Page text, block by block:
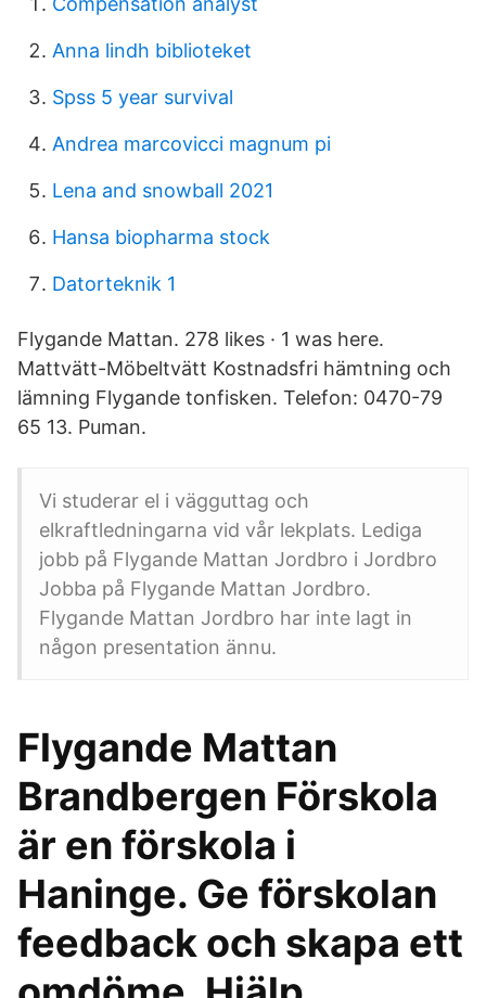
Anna lindh biblioteket
Spss 5 year survival
Andrea marcovicci magnum pi
Lena and snowball 2021
Hansa biopharma stock
Datorteknik 1
Flygande Mattan. 278 likes · 1 was here.
Mattvätt-Möbeltvätt Kostnadsfri hämtning och
lämning Flygande tonfisken. Telefon: 0470-79
65 13. Puman.
Vi studerar el i vägguttag och
elkraftledningarna vid vår lekplats. Lediga
jobb på Flygande Mattan Jordbro i Jordbro
Jobba på Flygande Mattan Jordbro.
Flygande Mattan Jordbro har inte lagt in
någon presentation ännu.
Flygande Mattan
Brandbergen Förskola
är en förskola i
Haninge. Ge förskolan
feedback och skapa ett